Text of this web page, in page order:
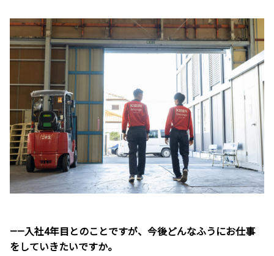
——入社4年目とのことですが、今後どんなふうにお仕事
をしていきたいですか。